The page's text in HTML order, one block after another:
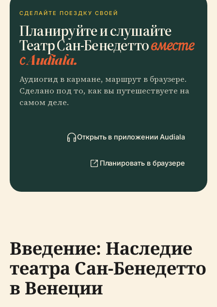
СДЕЛАЙТЕ ПОЕЗДКУ СВОЕЙ
Планируйте и слушайте
Театр Сан-Бенедеттовместе
с Audiala.
Аудиогид в кармане, маршрут в браузере.
Сделано под то, как вы путешествуете на
самом деле.
Открыть в приложении Audiala
Планировать в браузере
Введение: Наследие
театра Сан-Бенедетто
в Венеции